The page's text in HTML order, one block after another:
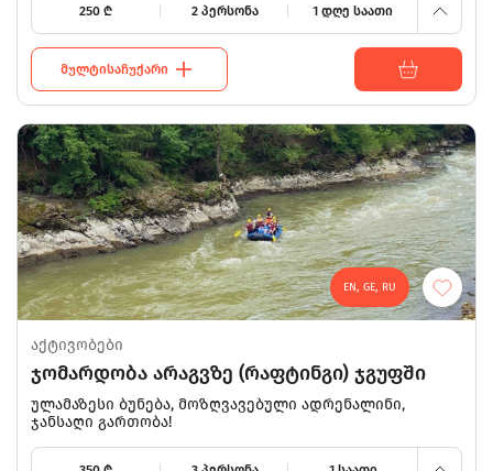
250 ₾ 2 პერსონა 1 დღე საათი
ᲛᲣᲚᲢᲘᲡᲐᲩᲣᲥᲐᲠᲘ
EN, GE, RU
აქტივობები
ჯომარდობა არაგვზე (რაფტინგი) ჯგუფში
ულამაზესი ბუნება, მოზღვავებული ადრენალინი,
ჯანსაღი გართობა!
350
400